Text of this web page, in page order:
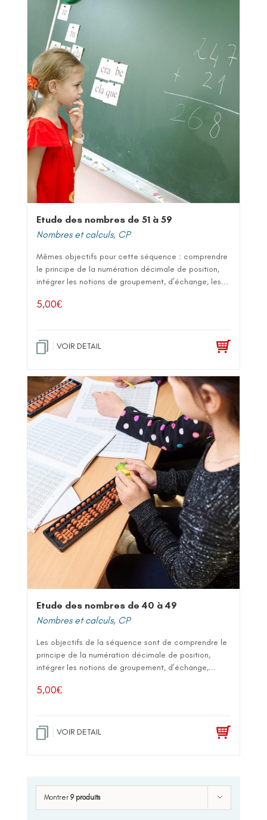
Etude des nombres de 51 à 59
Nombres et calculs, CP
Mêmes objectifs pour cette séquence : comprendre
le principe de la numération décimale de position,
intégrer les notions de groupement, d’échange, les...
5,00€
VOIR DETAIL
Etude des nombres de 40 à 49
Nombres et calculs, CP
Les objectifs de la séquence sont de comprendre le
principe de la numération décimale de position,
intégrer les notions de groupement, d’échange,...
5,00€
VOIR DETAIL
Montrer 9 produits